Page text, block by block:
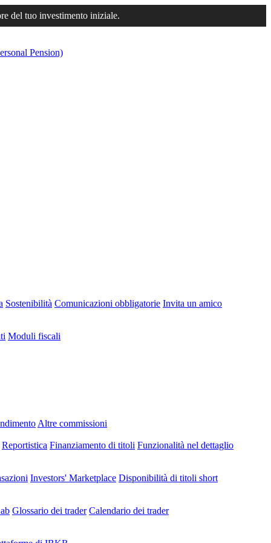
del tuo investimento iniziale.
Pension)
Sostenibilità Comunicazioni obbligatorie Invita un amico
Moduli fiscali
Altre commissioni
Reportistica Finanziamento di titoli Funzionalità nel dettaglio
Investors' Marketplace Disponibilità di titoli short
Glossario dei trader Calendario dei trader